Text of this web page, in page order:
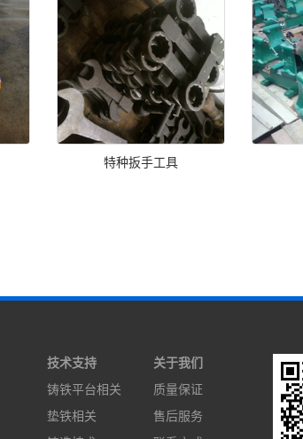
特种扳手工具
技术支持
铸铁平台相关
垫铁相关
关于我们
质量保证
售后服务